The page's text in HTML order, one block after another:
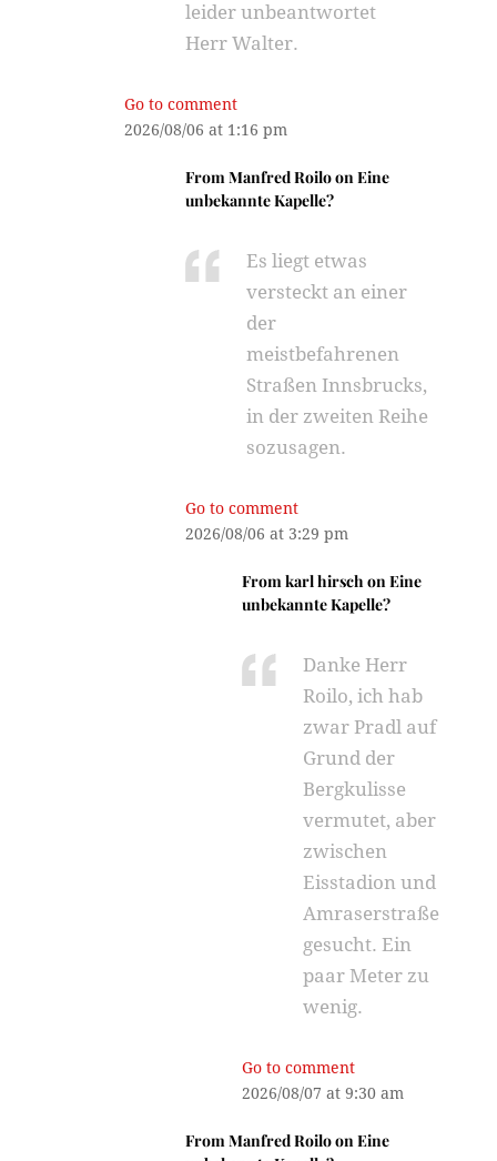
leider unbeantwortet
Herr Walter.
Go to comment
2026/08/06 at 1:16 pm
FromManfred RoiloonEine
unbekannte Kapelle?
Es liegt etwas
versteckt an einer
der
meistbefahrenen
Straßen Innsbrucks,
in der zweiten Reihe
sozusagen.
Go to comment
2026/08/06 at 3:29 pm
Fromkarl hirschonEine
unbekannte Kapelle?
Danke Herr
Roilo, ich hab
zwar Pradl auf
Grund der
Bergkulisse
vermutet, aber
zwischen
Eisstadion und
Amraserstraße
gesucht. Ein
paar Meter zu
wenig.
Go to comment
2026/08/07 at 9:30 am
FromManfred RoiloonEine